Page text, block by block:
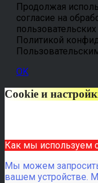
Продолжая
согласие на
Политикой
OK
Cookie и
Как мы используем
Мы можем
вашем устройстве.